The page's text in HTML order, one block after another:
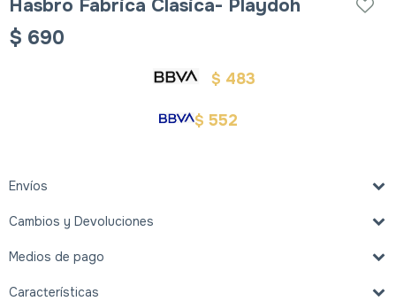
Hasbro Fabrica Clasica- Playdoh
$ 690
$ 483
$ 552
Envíos
Cambios y Devoluciones
Medios de pago
Características